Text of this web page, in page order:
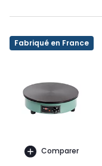
Fabriqué en France
Comparer